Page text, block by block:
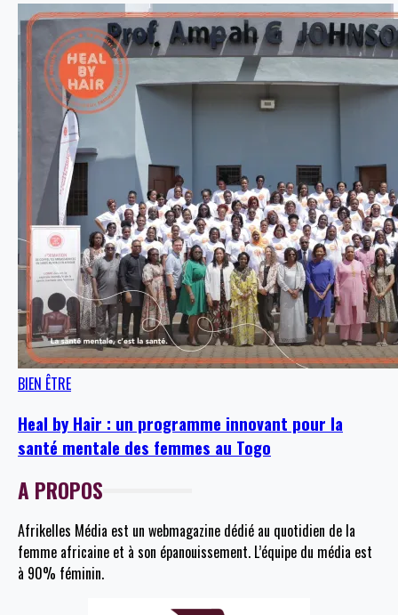
BIEN ÊTRE
Heal by Hair : un programme innovant pour la
santé mentale des femmes au Togo
A PROPOS
Afrikelles Média est un webmagazine dédié au quotidien de la
femme africaine et à son épanouissement. L’équipe du média est
à 90% féminin.